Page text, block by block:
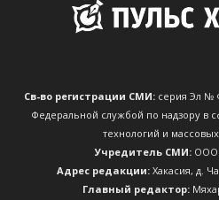
Св-во регистрации СМИ:серия Эл №
Федеральной службой по надзору в
технологий и
Учредитель СМИ: ООО
Адрес редакции:Хакасия, д.
Главный редактор: